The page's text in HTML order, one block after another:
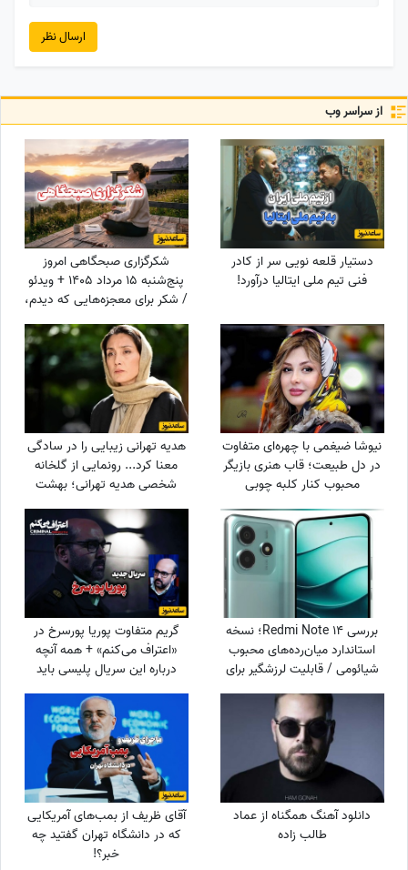
ارسال نظر
از سراسر وب
دستیار قلعه نویی سر از کادر
فنی تیم ملی ایتالیا درآورد!
شکرگزاری صبحگاهی امروز
پنج‌شنبه 15 مرداد 1405 + ویدئو
/ شکر برای معجزه‌هایی که دیدم،
برای نعمت‌هایی که هنوز
ندیده‌ام، و برای آرزوهایی که
همین حالا در مسیر رسیدن به
من هستند
نیوشا ضیغمی با چهره‌ای متفاوت
در دل طبیعت؛ قاب هنری بازیگر
محبوب کنار کلبه چوبی
هدیه تهرانی زیبایی را در سادگی
معنا کرد... رونمایی از گلخانه
شخصی هدیه تهرانی؛ بهشت
شمعدانی‌های رنگی خانم بازیگر
همه را شگفت‌زده کرد!
بررسی Redmi Note 14؛ نسخه
استاندارد میان‌رده‌های محبوب
شیائومی / قابلیت لرزشگیر برای
دوربین اصلی شیائومی
گریم متفاوت پوریا پورسرخ در
«اعتراف می‌کنم» + همه آنچه
درباره این سریال پلیسی باید
بدانید
دانلود آهنگ همگناه از عماد
طالب زاده
آقای ظریف از بمب‌های آمریکایی
که در دانشگاه تهران گفتید چه
خبر؟!